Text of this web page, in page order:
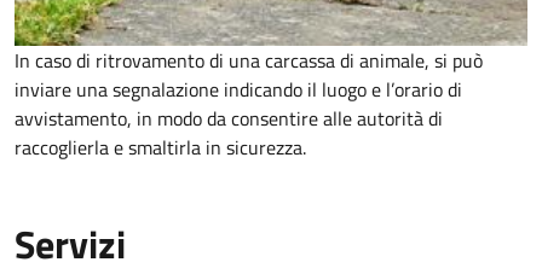
In caso di ritrovamento di una carcassa di animale, si può
inviare una segnalazione indicando il luogo e l’orario di
avvistamento, in modo da consentire alle autorità di
raccoglierla e smaltirla in sicurezza.
Servizi